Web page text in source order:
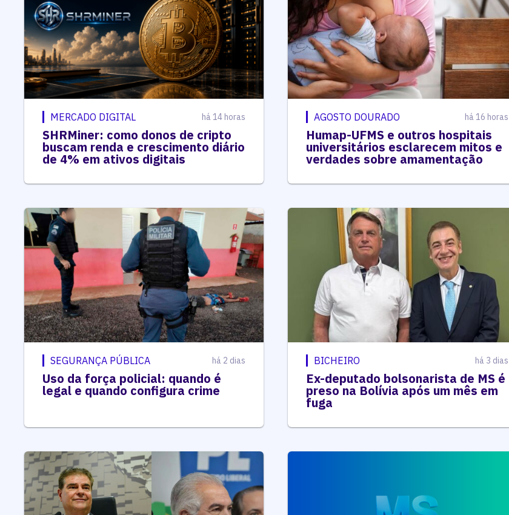
MERCADO DIGITAL há 14 horas
SHRMiner: como donos de cripto
buscam renda e crescimento diário
de 4% em ativos digitais
AGOSTO DOURADO há 16 horas
Humap-UFMS e outros hospitais
universitários esclarecem mitos e
verdades sobre amamentação
SEGURANÇA PÚBLICA há 2 dias
Uso da força policial: quando é
legal e quando configura crime
BICHEIRO há 3 dias
Ex-deputado bolsonarista de MS é
preso na Bolívia após um mês em
fuga